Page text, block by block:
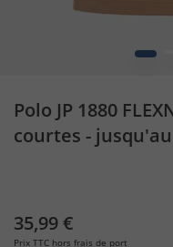
1
Polo JP 1880
courtes - jusqu'au
35,99 €
Prix TTC hors frais de port